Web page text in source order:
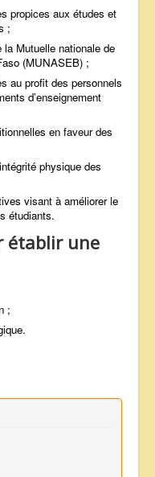
propices aux études et
;
la Mutuelle nationale de
(MUNASEB) ;
au profit des personnels
d’enseignement
en faveur des
physique des
visant à améliorer le
étudiants.
établir une
;